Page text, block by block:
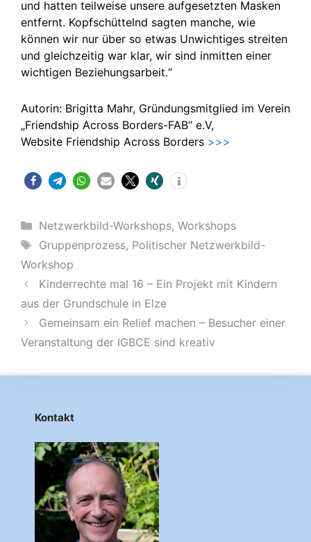
und hatten teilweise unsere aufgesetzten Masken
entfernt. Kopfschüttelnd sagten manche, wie
können wir nur über so etwas Unwichtiges streiten
und gleichzeitig war klar, wir sind inmitten einer
wichtigen Beziehungsarbeit.“
Autorin: Brigitta Mahr, Gründungsmitglied im Verein
„Friendship Across Borders-FAB“ e.V,
Website Friendship Across Borders >>>
Kategorien
Netzwerkbild-Workshops, Workshops
Schlagwörter
Gruppenprozess, Politischer Netzwerkbild-
Workshop
Kinderrechte mal 16 – Ein Projekt mit Kindern
aus der Grundschule in Elze
Gemeinsam ein Relief machen – Besucher einer
Veranstaltung der IGBCE sind kreativ
Kontakt